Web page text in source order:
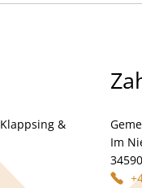
Klappsing &
Im
34590